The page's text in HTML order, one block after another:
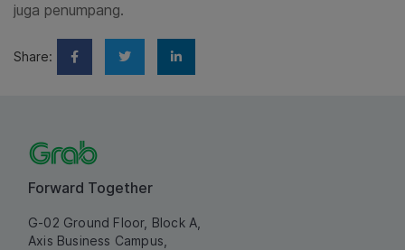
juga penumpang.
Share:
Forward Together
G-02 Ground Floor, Block A,
Axis Business Campus,